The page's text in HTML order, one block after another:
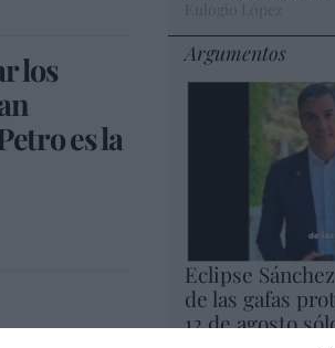
los
es la
Argumentos
Eclipse
de las gafas
12 de agosto